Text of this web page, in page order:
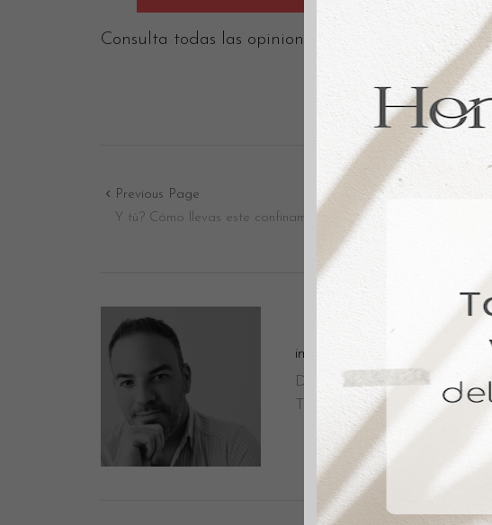
Consulta todas las opiniones sobre nosotros en
Previous Page
Y tú? Cómo llevas este confinamiento?
immosantmarti
David Aceituno. + 14 años
Tu Agente Inmobiliario.